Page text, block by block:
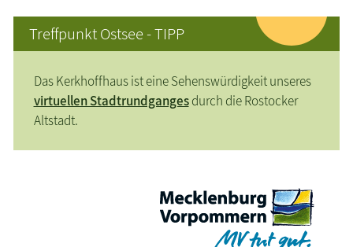
Treffpunkt Ostsee - TIPP
Das Kerkhoffhaus ist eine Sehenswürdigkeit unseres
virtuellen Stadtrundgangesdurch die Rostocker
Altstadt.